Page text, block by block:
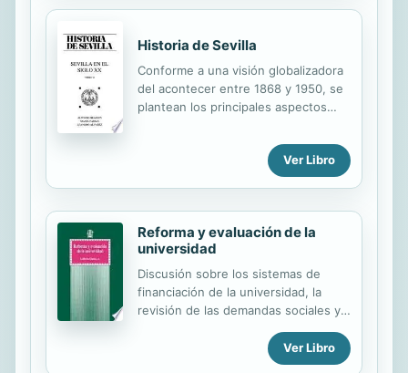
mismos. Al final del libro hay un
inglés, al francés y al alemán.
Historia de Sevilla
Conforme a una visión globalizadora
del acontecer entre 1868 y 1950, se
plantean los principales aspectos
culturales y de vida cotidiana que
caracterizaron a la capital hispalense
entre el triunfo de la “Gloriosa” y los
Ver Libro
Reforma y evaluación de la
universidad
Discusión sobre los sistemas de
financiación de la universidad, la
revisión de las demandas sociales y
alumnado o bien los de selección y
promoción del profesorado y otros
Ver Libro